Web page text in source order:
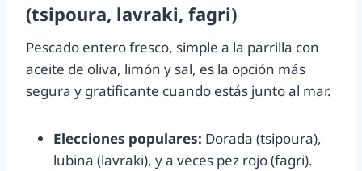
(tsipoura, lavraki, fagri)
Pescado entero fresco, simple a la parrilla con
aceite de oliva, limón y sal, es la opción más
segura y gratificante cuando estás junto al mar.
Elecciones populares: Dorada (tsipoura),
lubina (lavraki), y a veces pez rojo (fagri).